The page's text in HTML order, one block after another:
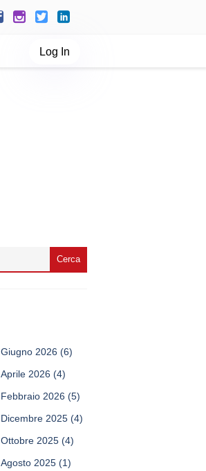
Log In
Giugno 2026 (6)
Aprile 2026 (4)
Febbraio 2026 (5)
Dicembre 2025 (4)
Ottobre 2025 (4)
Agosto 2025 (1)